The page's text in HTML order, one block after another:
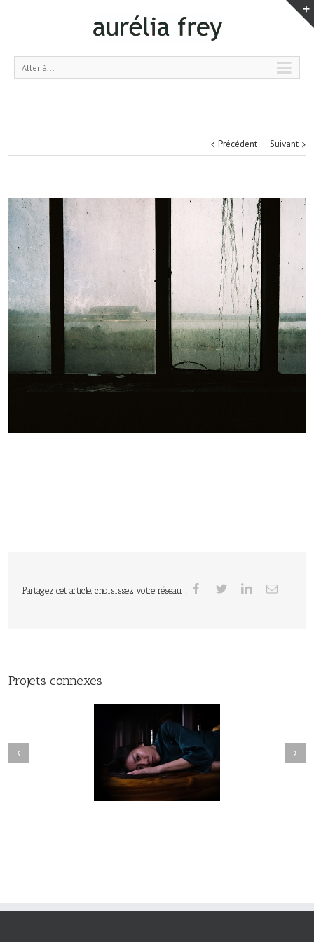
Aller à...
Précédent Suivant
Partagez cet article, choisissez votre réseau !
Projets connexes
Fleuve #040
Fleuve #039